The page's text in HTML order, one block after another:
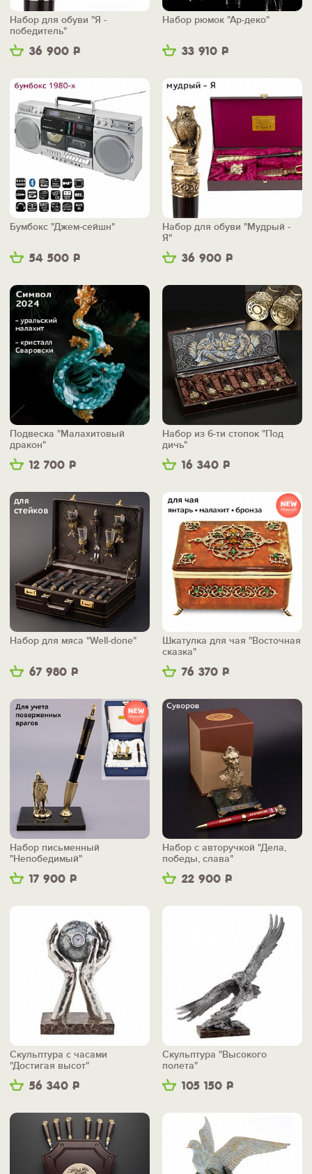
36 900 Р
Набор для обуви "Я -
победитель"
33 910 Р
Набор рюмок "Ар-деко"
54 500 Р
Бумбокс "Джем-сейшн"
36 900 Р
Набор для обуви "Мудрый -
Я"
12 700 Р
Подвеска "Малахитовый
дракон"
16 340 Р
Набор из 6-ти стопок "Под
дичь"
67 980 Р
Набор для мяса "Well-done"
76 370 Р
Шкатулка для чая "Восточная
сказка"
17 900 Р
Набор письменный
"Непобедимый"
22 900 Р
Набор с авторучкой "Дела,
победы, слава"
56 340 Р
Скульптура с часами
"Достигая высот"
105 150 Р
Скульптура "Высокого
полета"